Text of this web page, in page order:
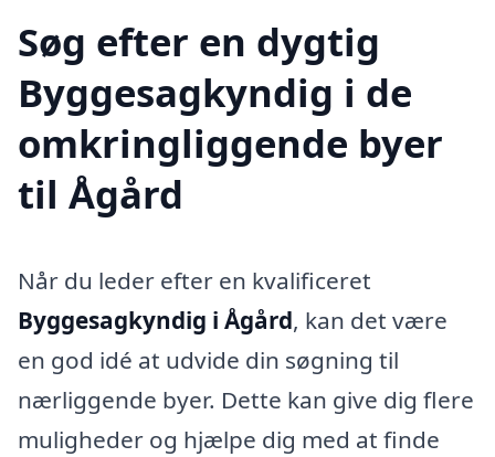
Søg efter en dygtig
Byggesagkyndig i de
omkringliggende byer
til Ågård
Når du leder efter en kvalificeret
Byggesagkyndig i Ågård, kan det være
en god idé at udvide din søgning til
nærliggende byer. Dette kan give dig flere
muligheder og hjælpe dig med at finde